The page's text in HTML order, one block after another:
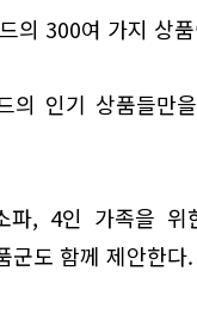
의 300여 가지 상
의 인기 상품들만
파, 4인 가족을 위
군도 함께 제안한다.